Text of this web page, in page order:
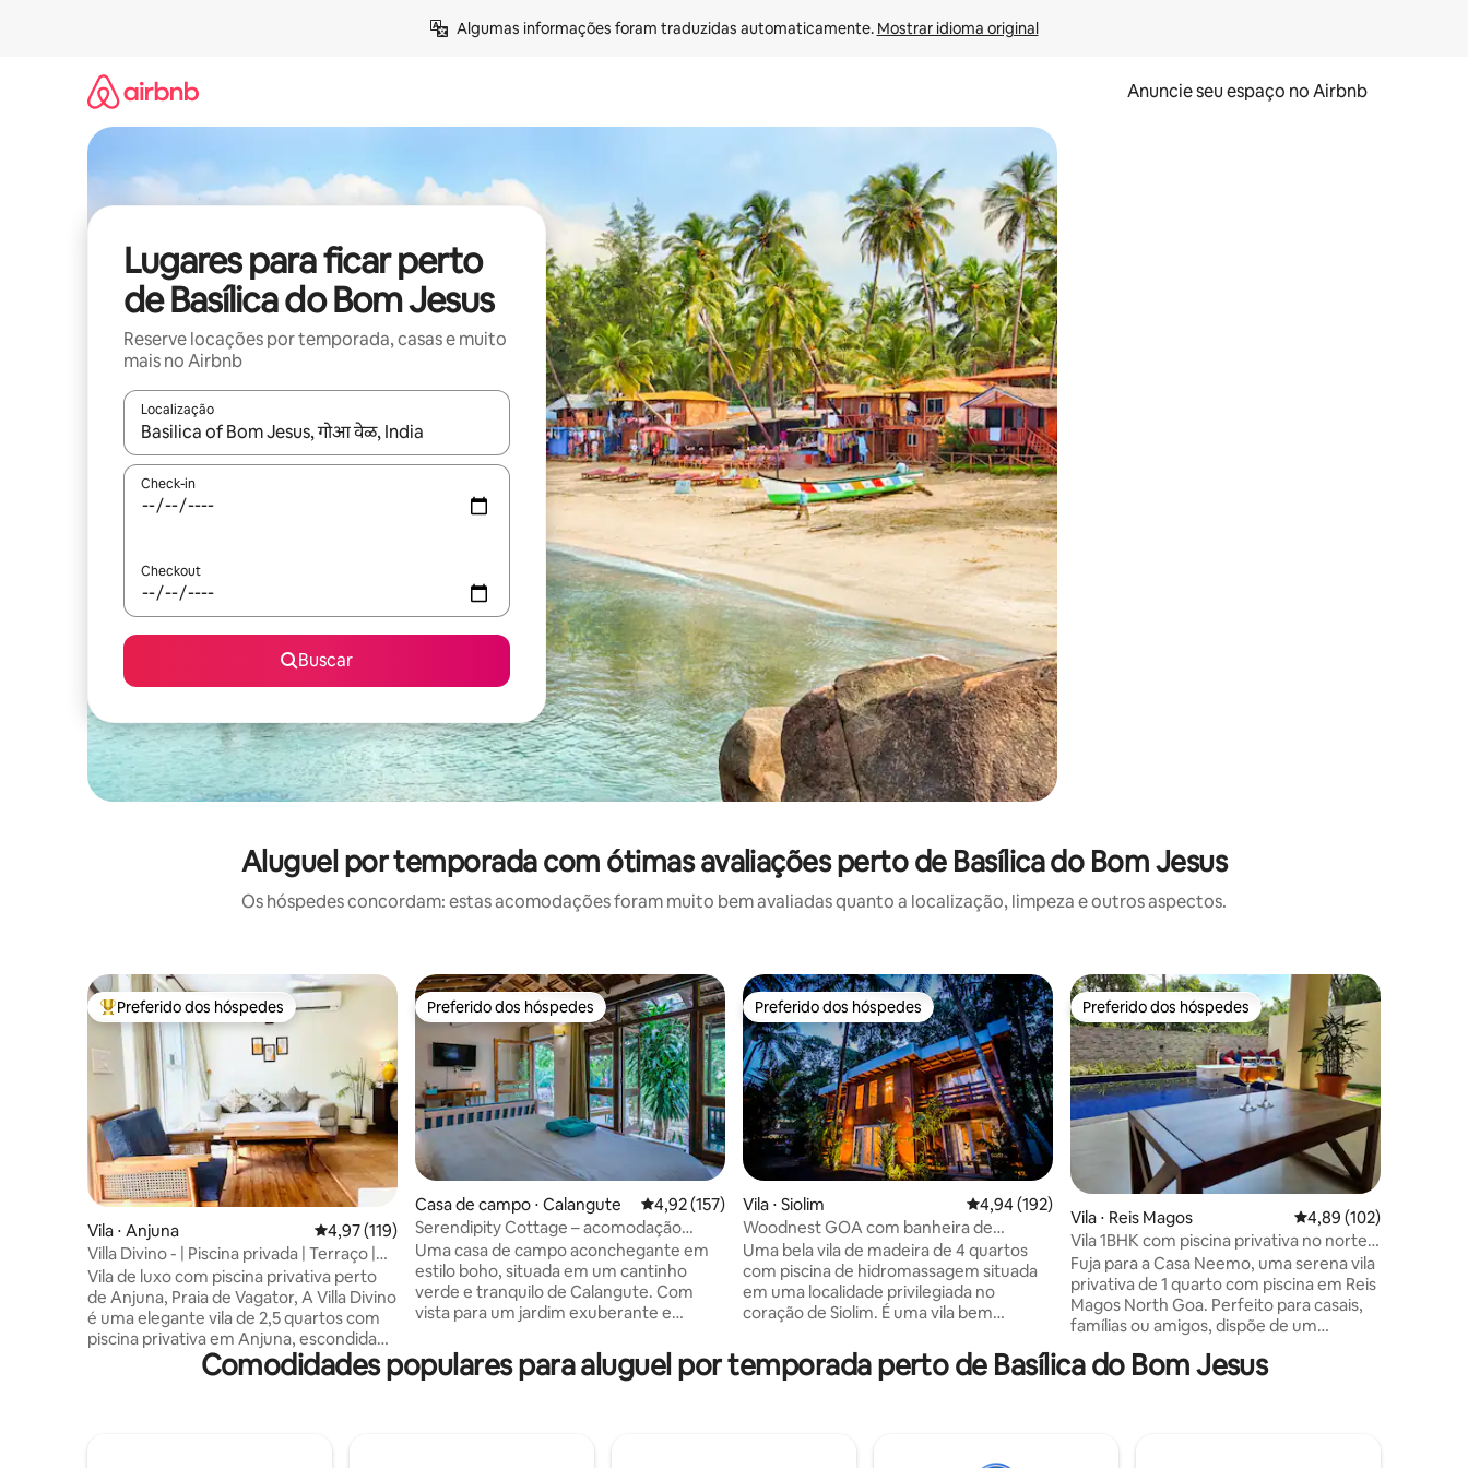
Algumas informações foram traduzidas automaticamente. Mostrar idioma original
Anuncie seu espaço no Airbnb
Lugares para ficar perto
de Basílica do Bom Jesus
Reserve locações por temporada, casas e muito
mais no Airbnb
Localização
Quando os resultados estiverem disponíveis, explore-os usando as seta para cima e para baixo do teclado ou tocando e deslizando o dedo na tela.
Check-in
Checkout
Buscar
Aluguel por temporada com ótimas avaliações perto de Basílica do Bom Jesus
Os hóspedes concordam: estas acomodações foram muito bem avaliadas quanto a localização, limpeza e outros aspectos.
Entre os melhores preferidos dos hóspedes
Preferido dos hóspedes
Vila ⋅ Anjuna 4,97 de uma avaliação média de 5, 119 avaliações
4,97 (119)
Villa Divino - | Piscina privada | Terraço |
Wi-Fi | Praia
Vila de luxo com piscina privativa perto
de Anjuna, Praia de Vagator, A Villa Divino
é uma elegante vila de 2,5 quartos com
piscina privativa em Anjuna, escondida
em um cinturão verde exuberante e
tranquilo, mas a poucos minutos dos
Preferido dos hóspedes
Preferido dos hóspedes
Casa de campo ⋅ Calangute 4,92 de uma avaliação média de 5, 157 avaliações
4,92 (157)
Serendipity Cottage – acomodação
tranquila em Calangute-Baga.
Uma casa de campo aconchegante em
estilo boho, situada em um cantinho
verde e tranquilo de Calangute. Com
vista para um jardim exuberante e
uma sensação de tranquilidade,
arejamento e profundo relaxamento —
Preferido dos hóspedes
Preferido dos hóspedes
Vila ⋅ Siolim 4,94 de uma avaliação média de 5, 192 avaliações
4,94 (192)
Woodnest GOA com banheira de
hidromassagem
Uma bela vila de madeira de 4 quartos
com piscina de hidromassagem situada
em uma localidade privilegiada no
coração de Siolim. É uma vila bem
com uma sala de estar, despensa
funcional e uma área de estar privativa
Preferido dos hóspedes
Preferido dos hóspedes
Vila ⋅ Reis Magos 4,89 de uma avaliação
4,89 (102)
Vila 1BHK com piscina privativa no norte
de Goa
Fuja para a Casa Neemo, uma serena vila
privativa de 1 quarto com piscina em Reis
Magos North Goa. Perfeito para casais,
famílias ou amigos, dispõe de um
sala de estar para até 4 hóspedes, 2
Comodidades populares para aluguel por temporada perto de Basílica do Bom Jesus